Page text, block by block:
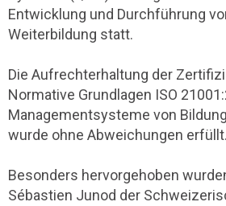
Entwicklung und Durchführung
Weiterbildung statt.
Die Aufrechterhaltung der
Normative Grundlagen ISO
Managementsysteme von
wurde ohne Abweichungen erfüllt.
Besonders hervorgehoben
Sébastien Junod der